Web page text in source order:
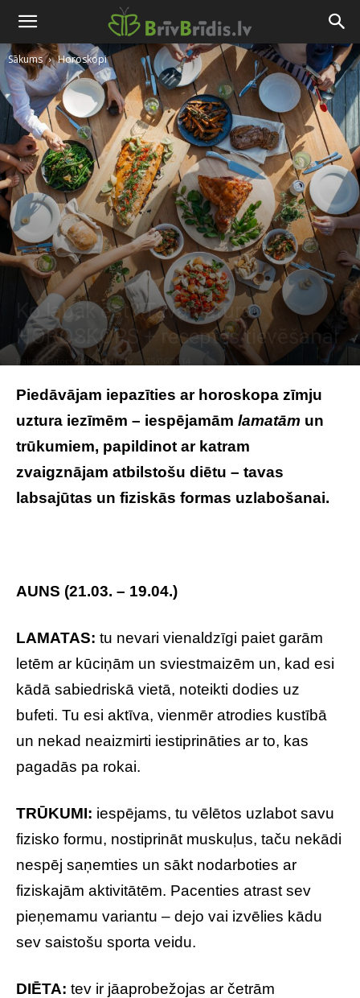
Sākums Horoskopi
Ko labāk ēst? Tava uztura
HOROSKOPS + receptes tievēšanai
Raksta autors Brivbridis.lv 25/06/2014
Photo byLuisa BrimbleonUnsplash
Piedāvājam iepazīties ar horoskopa zīmju
uztura iezīmēm – iespējamām lamatām un
trūkumiem, papildinot ar katram
zvaigznājam atbilstošu diētu – tavas
labsajūtas un fiziskās formas uzlabošanai.
AUNS (21.03. – 19.04.)
LAMATAS: tu nevari vienaldzīgi paiet garām
letēm ar kūciņām un sviestmaizēm un, kad esi
kādā sabiedriskā vietā, noteikti dodies uz
bufeti. Tu esi aktīva, vienmēr atrodies kustībā
un nekad neaizmirti iestiprināties ar to, kas
pagadās pa rokai.
TRŪKUMI: iespējams, tu vēlētos uzlabot savu
fizisko formu, nostiprināt muskuļus, taču nekādi
nespēj saņemties un sākt nodarboties ar
fiziskajām aktivitātēm. Pacenties atrast sev
pieņemamu variantu – dejo vai izvēlies kādu
sev saistošu sporta veidu.
DIĒTA: tev ir jāaprobežojas ar četrām